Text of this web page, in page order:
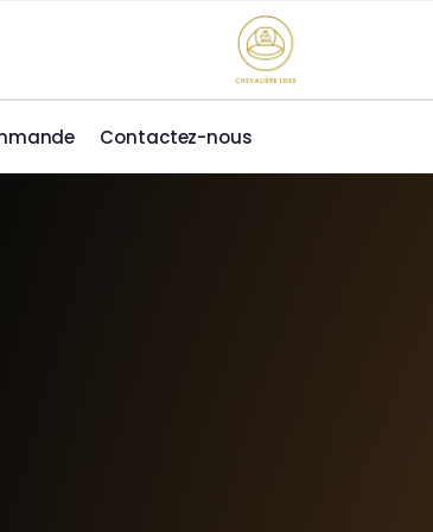
Contactez-nous